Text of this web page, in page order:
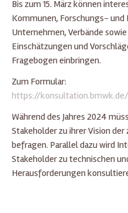
Bis zum 15. März können
Kommunen, Forschungs-
Unternehmen, Verbände
Einschätzungen und
Fragebogen einbringen.
Zum Formular:
https://konsultation.bmwk.de/
Während des Jahres 2024
Stakeholder zu ihrer Vision
befragen. Parallel dazu wird
Stakeholder zu technischen
Herausforderungen